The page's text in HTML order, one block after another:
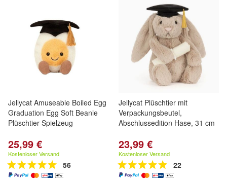
Jellycat Amuseable Boiled Egg
Graduation Egg Soft Beanie
Plüschtier Spielzeug
25,99 €
Kostenloser Versand
56
Jellycat Plüschtier mit
Verpackungsbeutel,
Abschlussedition Hase, 31 cm
23,99 €
Kostenloser Versand
22